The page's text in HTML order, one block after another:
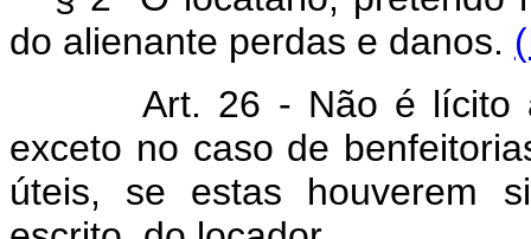
do alienante perdas e danos.
Art. 26 - Não é lícito ao
exceto no caso de
úteis, se estas houverem